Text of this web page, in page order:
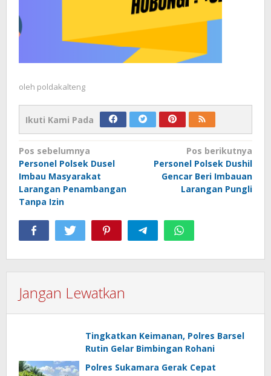
oleh poldakalteng
Ikuti Kami Pada
Navigasi
pos
Pos sebelumnya
Personel Polsek Dusel
Imbau Masyarakat
Larangan Penambangan
Tanpa Izin
Pos berikutnya
Personel Polsek Dushil
Gencar Beri Imbauan
Larangan Pungli
Jangan Lewatkan
Tingkatkan Keimanan, Polres Barsel
Rutin Gelar Bimbingan Rohani
Polres Sukamara Gerak Cepat